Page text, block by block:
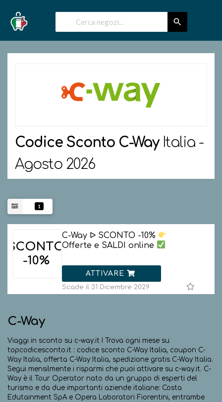
Codice Sconto C-WayItalia -
Agosto 2026
1
SCONTO
-10%
C-Way ᐅ SCONTO -10%
Offerte e SALDI online
ATTIVARE
Scade il 31 Dicembre 2029
C-Way
Viaggi in sconto su c-way.it ! Trova ogni mese su
topcodicesconto.it : codice sconto C-Way Italia, coupon C-
Way Italia, offerta C-Way Italia, spedizione gratis C-Way Italia.
Segui mensilmente i risparmi che puoi attivare su c-way.it. C-
Way è il Tour Operator nato da un gruppo di esperti del
turismo e da due importanti aziende italiane: Costa
Edutainment SpA e Opera Laboratori Fiorentini, entrambe